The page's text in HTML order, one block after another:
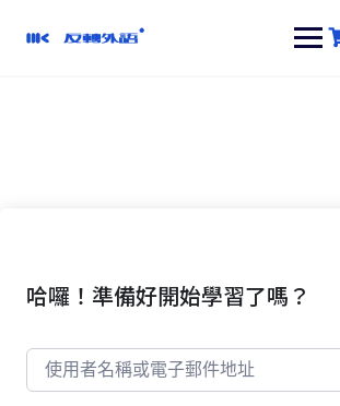
哈囉！準備好開始學習了嗎？